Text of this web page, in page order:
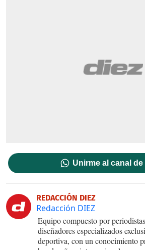
Unirme al canal
REDACCIÓN DIEZ
Redacción DIEZ
Equipo compuesto por
diseñadores especializados
deportiva, con un conocimiento